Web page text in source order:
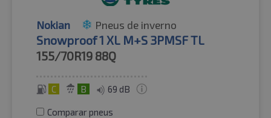
Nokian Pneus de inverno
Snowproof 1 XL M+S 3PMSF TL
155/70R19 88Q
C B 69 dB
Comparar pneus